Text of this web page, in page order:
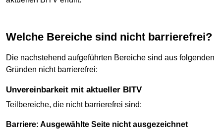
Welche Bereiche sind nicht barrierefrei?
Die nachstehend aufgeführten Bereiche sind aus folgenden
Gründen nicht barrierefrei:
Unvereinbarkeit mit aktueller BITV
Teilbereiche, die nicht barrierefrei sind:
Barriere: Ausgewählte Seite nicht ausgezeichnet